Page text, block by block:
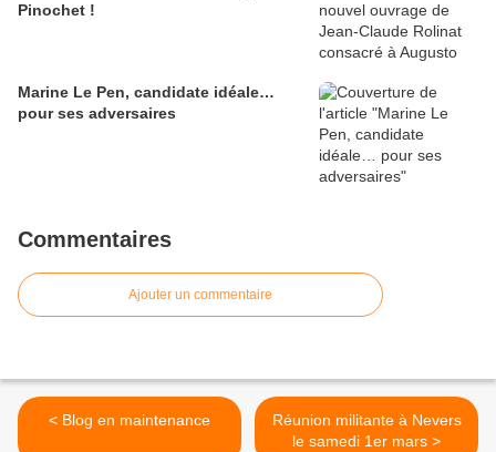
Pinochet !
Marine Le Pen, candidate idéale…
pour ses adversaires
Commentaires
Ajouter un commentaire
< Blog en maintenance
Réunion militante à Nevers
le samedi 1er mars >